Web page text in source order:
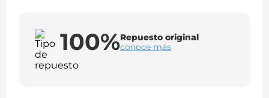
100%Repuesto original
conoce más